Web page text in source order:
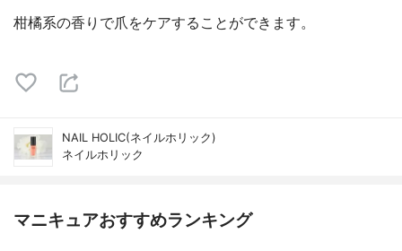
柑橘系の香りで爪をケアすることができます。
NAIL HOLIC(ネイルホリック)
ネイルホリック
マニキュアおすすめランキング